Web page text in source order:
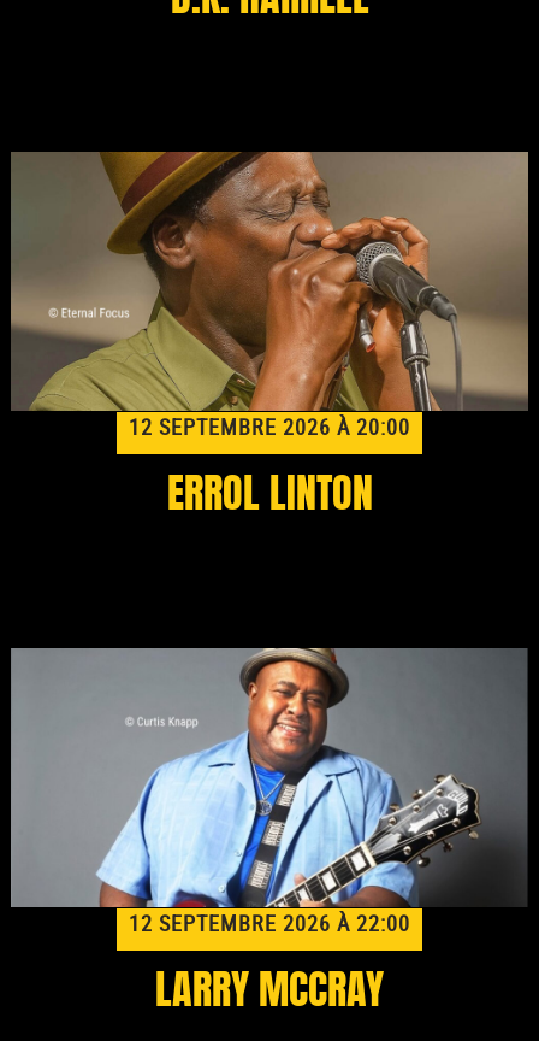
12 SEPTEMBRE 2026 À 20:00
ERROL LINTON
12 SEPTEMBRE 2026 À 22:00
LARRY MCCRAY